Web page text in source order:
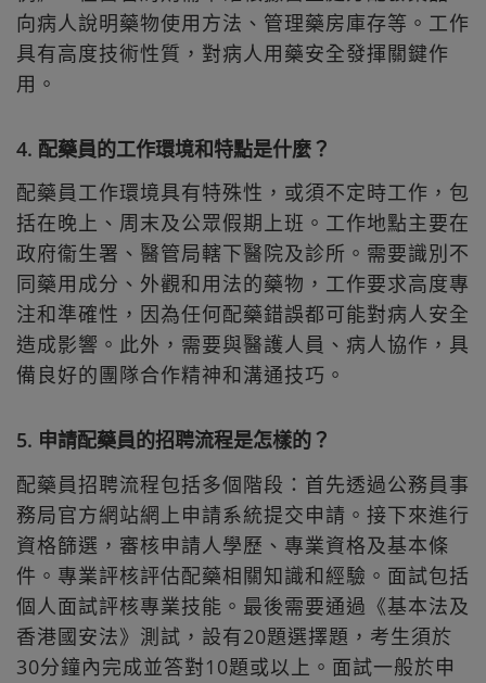
向病人說明藥物使用方法、管理藥房庫存等。工作
具有高度技術性質，對病人用藥安全發揮關鍵作
用。
4. 配藥員的工作環境和特點是什麼？
配藥員工作環境具有特殊性，或須不定時工作，包
括在晚上、周末及公眾假期上班。工作地點主要在
政府衞生署、醫管局轄下醫院及診所。需要識別不
同藥用成分、外觀和用法的藥物，工作要求高度專
注和準確性，因為任何配藥錯誤都可能對病人安全
造成影響。此外，需要與醫護人員、病人協作，具
備良好的團隊合作精神和溝通技巧。
5. 申請配藥員的招聘流程是怎樣的？
配藥員招聘流程包括多個階段：首先透過公務員事
務局官方網站網上申請系統提交申請。接下來進行
資格篩選，審核申請人學歷、專業資格及基本條
件。專業評核評估配藥相關知識和經驗。面試包括
個人面試評核專業技能。最後需要通過《基本法及
香港國安法》測試，設有20題選擇題，考生須於
30分鐘內完成並答對10題或以上。面試一般於申